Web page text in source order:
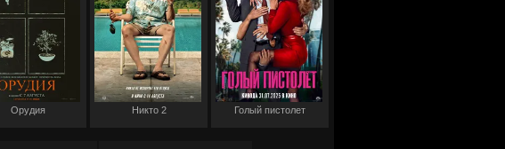
Орудия Никто 2 Голый пистолет